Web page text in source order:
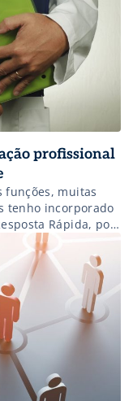
profissional
funções, muitas
tenho incorporado
Rápida, por
meu programa, e
pessoal,
e […]